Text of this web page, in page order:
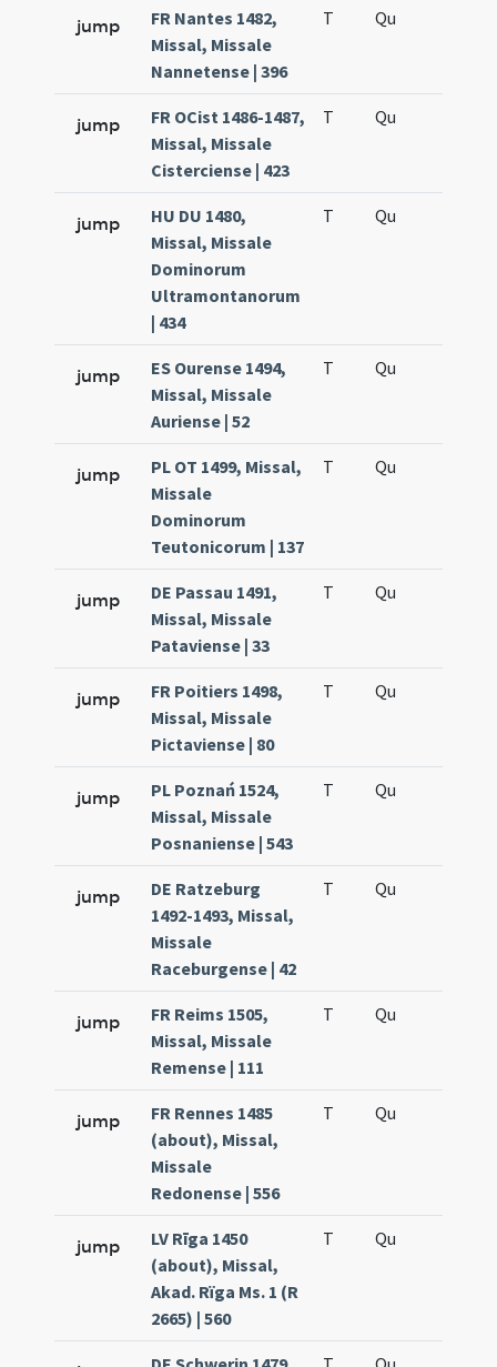
jump
FR Nantes 1482,
Missal, Missale
Nannetense | 396
T Qu
jump
FR OCist 1486-1487,
Missal, Missale
Cisterciense | 423
T Qu
jump
HU DU 1480,
Missal, Missale
Dominorum
Ultramontanorum
| 434
T Qu
jump
ES Ourense 1494,
Missal, Missale
Auriense | 52
T Qu
jump
PL OT 1499, Missal,
Missale
Dominorum
Teutonicorum | 137
T Qu
jump
DE Passau 1491,
Missal, Missale
Pataviense | 33
T Qu
jump
FR Poitiers 1498,
Missal, Missale
Pictaviense | 80
T Qu
jump
PL Poznań 1524,
Missal, Missale
Posnaniense | 543
T Qu
jump
DE Ratzeburg
1492-1493, Missal,
Missale
Raceburgense | 42
T Qu
jump
FR Reims 1505,
Missal, Missale
Remense | 111
T Qu
jump
FR Rennes 1485
(about), Missal,
Missale
Redonense | 556
T Qu
jump
LV Rīga 1450
(about), Missal,
Akad. Rïga Ms. 1 (R
2665) | 560
T Qu